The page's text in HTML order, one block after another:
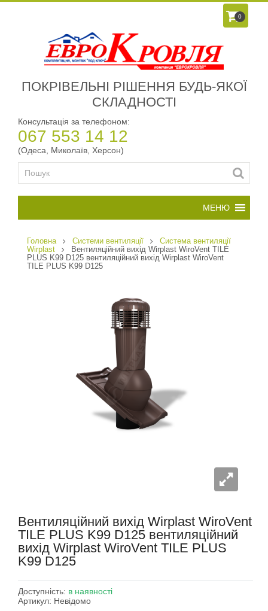
0
ПОКРІВЕЛЬНІ РІШЕННЯ БУДЬ-ЯКОЇ
СКЛАДНОСТІ
Консультація за телефоном:
067 553 14 12
(Одеса, Миколаїв, Херсон)
Головна Системи вентиляції
Система вентиляції
Wirplast
Вентиляційний вихід Wirplast WiroVent TILE
PLUS K99 D125 вентиляційний вихід Wirplast WiroVent
TILE PLUS K99 D125
Вентиляційний вихід Wirplast WiroVent
TILE PLUS K99 D125 вентиляційний
вихід Wirplast WiroVent TILE PLUS
K99 D125
Доступність: в наявності
Артикул: Невідомо